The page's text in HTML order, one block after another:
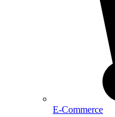
E-Commerce